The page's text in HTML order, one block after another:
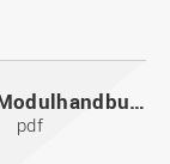
MoPPS_Modulhandbuch_20140601.pdf
pdf